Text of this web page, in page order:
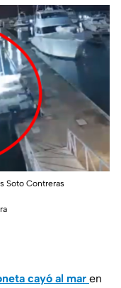
Soto Contreras
cayó al mar en